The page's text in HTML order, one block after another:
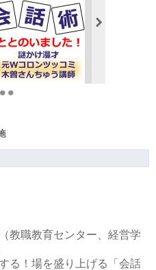
教職教育センター、経営学
る！場を盛り上げる「会話